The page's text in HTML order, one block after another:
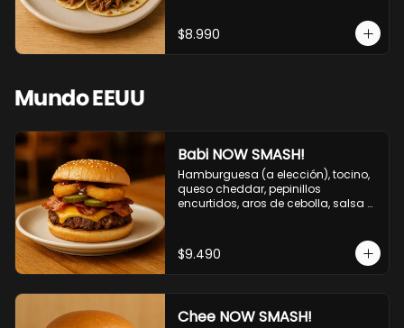
$8.990
Mundo EEUU
Babi NOW SMASH!
Hamburguesa (a elección), tocino,
queso cheddar, pepinillos
encurtidos, aros de cebolla, salsa
$9.490
Chee NOW SMASH!